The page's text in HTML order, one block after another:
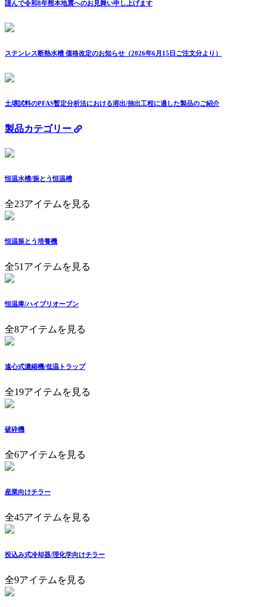
謹んで令和8年熊本地震へのお見舞い申し上げます
ステンレス断熱水槽 価格改定のお知らせ（2026年6月15日ご注文分より）
土壌試料のPFAS暫定分析法における溶出/抽出工程に適した製品のご紹介
製品カテゴリー
恒温水槽/振とう恒温槽
全23アイテムを見る
恒温振とう培養機
全51アイテムを見る
恒温庫/ハイブリオーブン
全8アイテムを見る
遠心式濃縮機/低温トラップ
全19アイテムを見る
破砕機
全6アイテムを見る
産業向けチラー
全45アイテムを見る
投込み式冷却器/理化学向けチラー
全9アイテムを見る